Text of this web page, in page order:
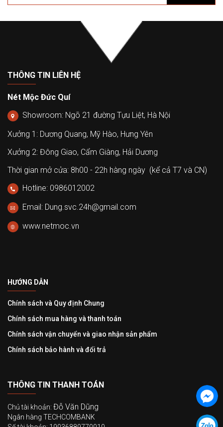
THÔNG TIN LIÊN HỆ
Nét Mộc Đức Quí
Showroom: Ngõ 21 đường Tựu Liệt, Hà Nội
Xưởng 1: Dương Quang, Mỹ Hào, Hưng Yên
Xưởng 2: Đông Giao, Cẩm Giàng, Hải Dương
Thời gian mở cửa: 8h00 - 22h hàng ngày (kể cả T7 và CN)
Hotline: 0986012002
Email: Dung.svc.24h@gmail.com
www.netmoc.vn
HƯỚNG DẪN
Chính sách và Quy định Chung
Chính sách mua hàng và thanh toán
Chính sách vận chuyển và giao nhận sản phẩm
Chính sách bảo hành và đổi trả
THÔNG TIN THANH TOÁN
Chủ tài khoản: Đỗ Văn Dũng
Ngân hàng TECHCOMBANK